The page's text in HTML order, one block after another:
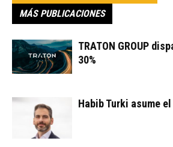
MÁS PUBLICACIONES
TRATON GROUP
30%
Habib Turki asume